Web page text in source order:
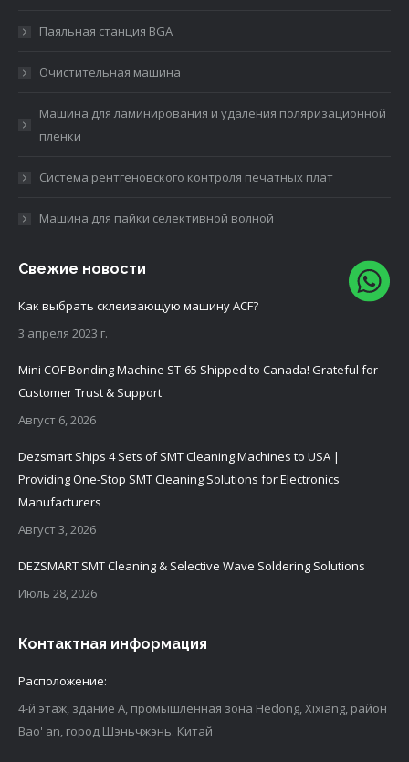
Паяльная станция BGA
Очистительная машина
Машина для ламинирования и удаления поляризационной
пленки
Система рентгеновского контроля печатных плат
Машина для пайки селективной волной
Свежие новости
Как выбрать склеивающую машину ACF?
3 апреля 2023 г.
Mini COF Bonding Machine ST-65 Shipped to Canada! Grateful for
Customer Trust & Support
Август 6, 2026
Dezsmart Ships 4 Sets of SMT Cleaning Machines to USA |
Providing One-Stop SMT Cleaning Solutions for Electronics
Manufacturers
Август 3, 2026
DEZSMART SMT Cleaning & Selective Wave Soldering Solutions
Июль 28, 2026
Контактная информация
Расположение:
4-й этаж, здание A, промышленная зона Hedong, Xixiang, район
Bao' an, город Шэньчжэнь. Китай